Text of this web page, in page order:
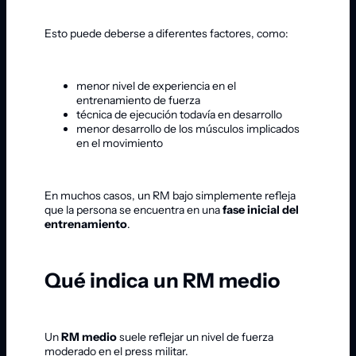
Esto puede deberse a diferentes factores, como:
menor nivel de experiencia en el
entrenamiento de fuerza
técnica de ejecución todavía en desarrollo
menor desarrollo de los músculos implicados
en el movimiento
En muchos casos, un RM bajo simplemente refleja
que la persona se encuentra en unafase inicial del
entrenamiento.
Qué indica un RM medio
UnRM mediosuele reflejar un nivel de fuerza
moderado en el press militar.